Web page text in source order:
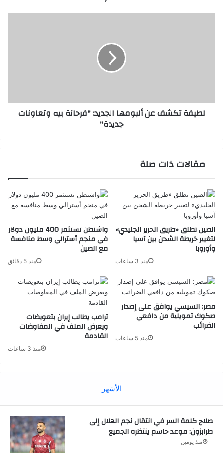
جديدة"
لطيفة تكشف عن ألبومها الجديد: "فرحانة بيه وتعاونات
جديدة"
مقالات ذات صلة
واشنطن تستثمر 400 مليون دولار
في منجم أسترالي وسط منافسة
مع الصين
منذ 5 دقائق
الصين تطلق «طريق الحرير الجليدي»
لتغيير خريطة الشحن بين آسيا
وأوروبا
منذ 3 ساعات
ترامب يطالب إيران بتعويضات
ويعرض الملف في المفاوضات
القادمة
منذ 3 ساعات
مصر: السيسي يوافق على إصدار
صكوك تمويلية من دافعي
الضرائب
منذ 5 ساعات
الأشهر
صلاح كلمة السر في انتقال نجم الهلال إلى
طرابزون: موعد حاسم ينتظره الجميع
منذ يومين